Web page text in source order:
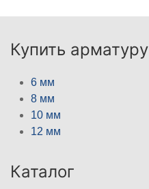
Купить арматуру
6 мм
8 мм
10 мм
12 мм
Каталог